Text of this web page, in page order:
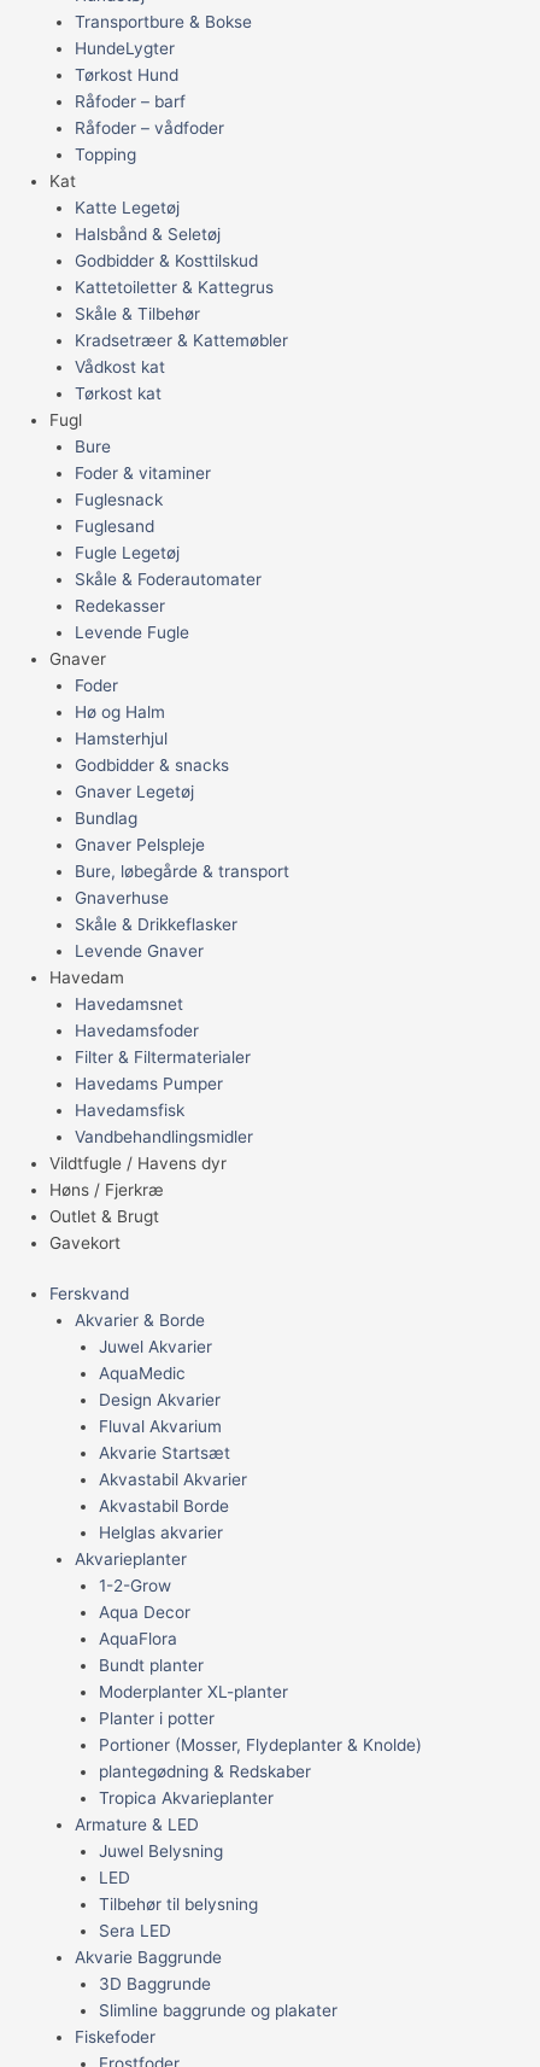
Transportbure & Bokse
HundeLygter
Tørkost Hund
Råfoder – barf
Råfoder – vådfoder
Topping
Kat
Katte Legetøj
Halsbånd & Seletøj
Godbidder & Kosttilskud
Kattetoiletter & Kattegrus
Skåle & Tilbehør
Kradsetræer & Kattemøbler
Vådkost kat
Tørkost kat
Fugl
Bure
Foder & vitaminer
Fuglesnack
Fuglesand
Fugle Legetøj
Skåle & Foderautomater
Redekasser
Levende Fugle
Gnaver
Foder
Hø og Halm
Hamsterhjul
Godbidder & snacks
Gnaver Legetøj
Bundlag
Gnaver Pelspleje
Bure, løbegårde & transport
Gnaverhuse
Skåle & Drikkeflasker
Levende Gnaver
Havedam
Havedamsnet
Havedamsfoder
Filter & Filtermaterialer
Havedams Pumper
Havedamsfisk
Vandbehandlingsmidler
Vildtfugle / Havens dyr
Høns / Fjerkræ
Outlet & Brugt
Gavekort
Ferskvand
Akvarier & Borde
Juwel Akvarier
AquaMedic
Design Akvarier
Fluval Akvarium
Akvarie Startsæt
Akvastabil Akvarier
Akvastabil Borde
Helglas akvarier
Akvarieplanter
1-2-Grow
Aqua Decor
AquaFlora
Bundt planter
Moderplanter XL-planter
Planter i potter
Portioner (Mosser, Flydeplanter & Knolde)
plantegødning & Redskaber
Tropica Akvarieplanter
Armature & LED
Juwel Belysning
LED
Tilbehør til belysning
Sera LED
Akvarie Baggrunde
3D Baggrunde
Slimline baggrunde og plakater
Fiskefoder